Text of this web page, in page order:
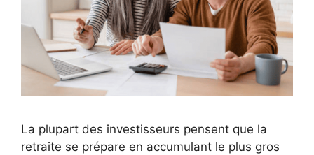
La plupart des investisseurs pensent que la
retraite se prépare en accumulant le plus gros